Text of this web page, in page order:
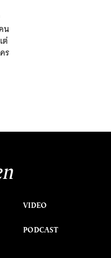
น
ต่
ร
VIDEO
PODCAST